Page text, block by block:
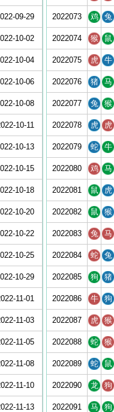
09-29
10-02
10-04
10-06
10-08
10-11
10-13
10-15
10-18
10-20
10-22
10-25
10-29
11-01
11-03
11-05
11-08
11-10
11-13
2022073 鸡 兔
2022074 猴 鼠
2022075 虎 牛
2022076 猪 马
2022077 兔 猴
2022078 虎 虎
2022079 蛇 牛
2022080 鸡 马
2022081 鼠 虎
2022082 鼠 猴
2022083 兔 马
2022084 蛇 兔
2022085 狗 猪
2022086 牛 狗
2022087 虎 猴
2022088 蛇 猴
2022089 蛇 鼠
2022090 龙 狗
2022091 马 狗